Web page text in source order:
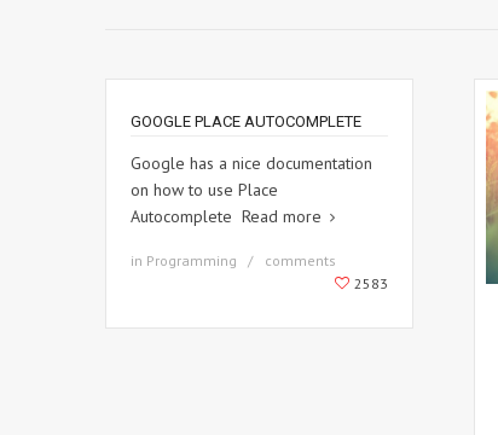
GOOGLE PLACE AUTOCOMPLETE
Google has a nice documentation
on how to use Place
Autocomplete Read more
in Programming
comments
2583